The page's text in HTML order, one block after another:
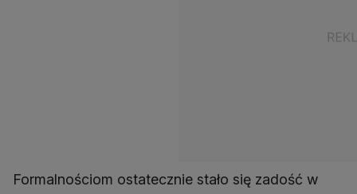
Formalnościom ostatecznie stało się zadość w